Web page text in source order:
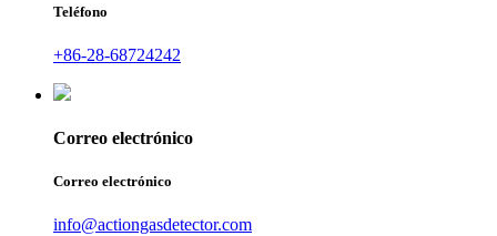
Teléfono
+86-28-68724242
Correo electrónico
Correo electrónico
info@actiongasdetector.com